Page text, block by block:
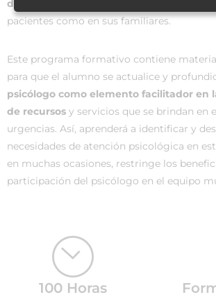
de crisis o modificaciones de estados de
pacientes como en sus familiares.
Este programa formativo contiene
para que el alumno se actualice y
psicólogo como elemento facilitador en
de recursos y servicios que se brindan en
urgencias. Así, aprenderá a identificar y
necesidades de atención psicológica en
en muchas ocasiones, restringe los
participación del psicólogo en el equipo
100 Horas